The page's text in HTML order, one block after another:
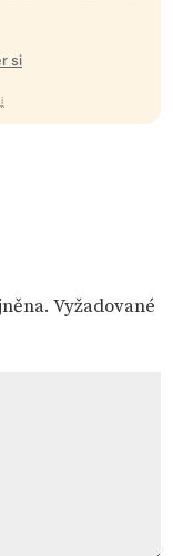
si
Vyžadované